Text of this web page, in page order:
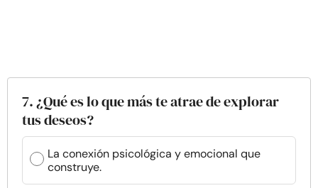
7. ¿Qué es lo que más te atrae de explorar
tus deseos?
La conexión psicológica y emocional que
construye.